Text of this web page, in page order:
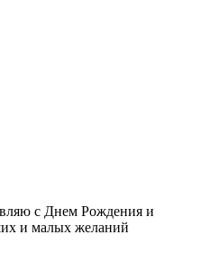
с Днем Рождения и
и малых желаний